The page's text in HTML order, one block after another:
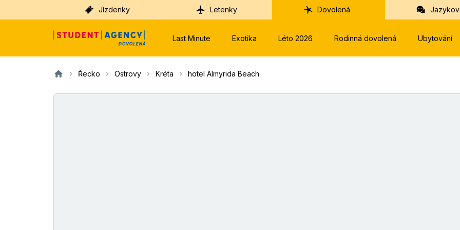
Jízdenky Letenky Dovolená
Last Minute Exotika Léto 2026 Rodinná dovolená Ubytování
Řecko Ostrovy Kréta hotel Almyrida Beach